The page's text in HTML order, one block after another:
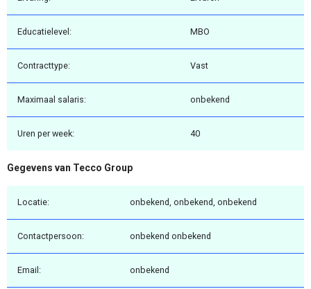
Educatielevel: MBO
Contracttype: Vast
Maximaal salaris: onbekend
Uren per week: 40
Gegevens van Tecco Group
Locatie: onbekend, onbekend, onbekend
Contactpersoon: onbekend onbekend
Email: onbekend